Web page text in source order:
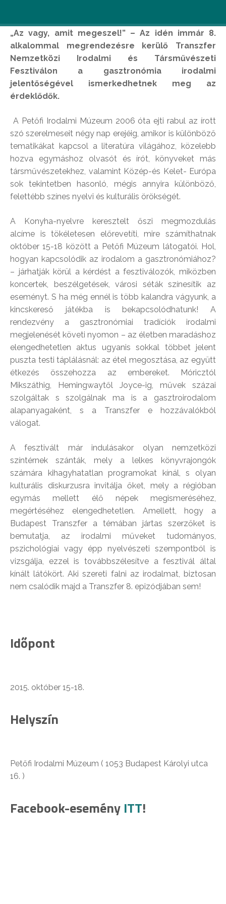
„Az vagy, amit megeszel!” – Az idén immár 8.
alkalommal megrendezésre kerülő Transzfer
Nemzetközi Irodalmi és Társművészeti
Fesztiválon a gasztronómia irodalmi
jelentőségével ismerkedhetnek meg az
érdeklődők.
A Petőfi Irodalmi Múzeum 2006 óta ejti rabul az írott
szó szerelmeseit négy nap erejéig, amikor is különböző
tematikákat kapcsol a literatúra világához, közelebb
hozva egymáshoz olvasót és írót, könyveket más
társművészetekhez, valamint Közép-és Kelet- Európa
sok tekintetben hasonló, mégis annyira különböző,
felettébb színes nyelvi és kulturális örökségét.
A Konyha-nyelvre keresztelt őszi megmozdulás
alcíme is tökéletesen előrevetíti, mire számíthatnak
október 15-18 között a Petőfi Múzeum látogatói. Hol,
hogyan kapcsolódik az irodalom a gasztronómiához?
– járhatják körül a kérdést a fesztiválozók, miközben
koncertek, beszélgetések, városi séták színesítik az
eseményt. S ha még ennél is több kalandra vágyunk, a
kincskereső játékba is bekapcsolódhatunk! A
rendezvény a gasztronómiai tradíciók irodalmi
megjelenését követi nyomon – az életben maradáshoz
elengedhetetlen aktus ugyanis sokkal többet jelent
puszta testi táplálásnál: az étel megosztása, az együtt
étkezés összehozza az embereket. Móricztól
Mikszáthig, Hemingwaytől Joyce-ig, művek százai
szolgáltak s szolgálnak ma is a gasztroirodalom
alapanyagaként, s a Transzfer e hozzávalókból
válogat.
A fesztivált már indulásakor olyan nemzetközi
színtérnek szánták, mely a lelkes könyvrajongók
számára kihagyhatatlan programokat kínál, s olyan
kulturális diskurzusra invitálja őket, mely a régióban
egymás mellett élő népek megismeréséhez,
megértéséhez elengedhetetlen. Amellett, hogy a
Budapest Transzfer a témában jártas szerzőket is
bemutatja, az irodalmi műveket tudományos,
pszichológiai vagy épp nyelvészeti szempontból is
vizsgálja, ezzel is továbbszélesítve a fesztivál által
kínált látókört. Aki szereti falni az irodalmat, biztosan
nem csalódik majd a Transzfer 8. epizódjában sem!
Időpont
2015. október 15-18.
Helyszín
Petőfi Irodalmi Múzeum ( 1053 Budapest Károlyi utca
16. )
Facebook-esemény ITT!